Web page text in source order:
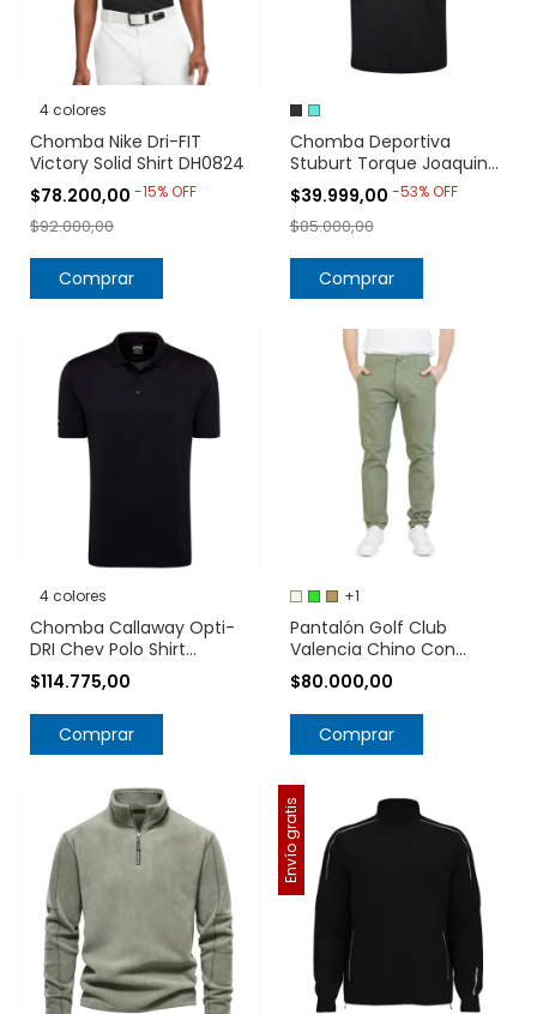
4 colores
Chomba Nike Dri-FIT
Victory Solid Shirt DH0824
$78.200,00 -15%OFF
$92.000,00
Comprar
Chomba Deportiva
Stuburt Torque Joaquin
Polo Shirt UPF 50+
$39.999,00 -53%OFF
$85.000,00
Comprar
4 colores
Chomba Callaway Opti-
DRI Chev Polo Shirt
CGM550SU
$114.775,00
Comprar
+1
Pantalón Golf Club
Valencia Chino Con
Cintura Elástica
$80.000,00
Comprar
Envío gratis